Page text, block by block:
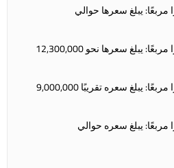
بمساحة 50 مترًا مربعًا: يبلغ سعرها حوالي
وحدة تجارية بمساحة 60 مترًا مربعًا: يبلغ سعرها نحو 12,300,000
مكتب إداري بمساحة 50 مترًا مربعًا: يبلغ سعره تقريبًا 9,000,000
بمساحة 60 مترًا مربعًا: يبلغ سعره حوالي